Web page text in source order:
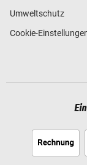
Umweltschutz
Cookie-